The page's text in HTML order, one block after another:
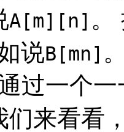
A[m][n] 。
说B[mn]
过一个
们来看看